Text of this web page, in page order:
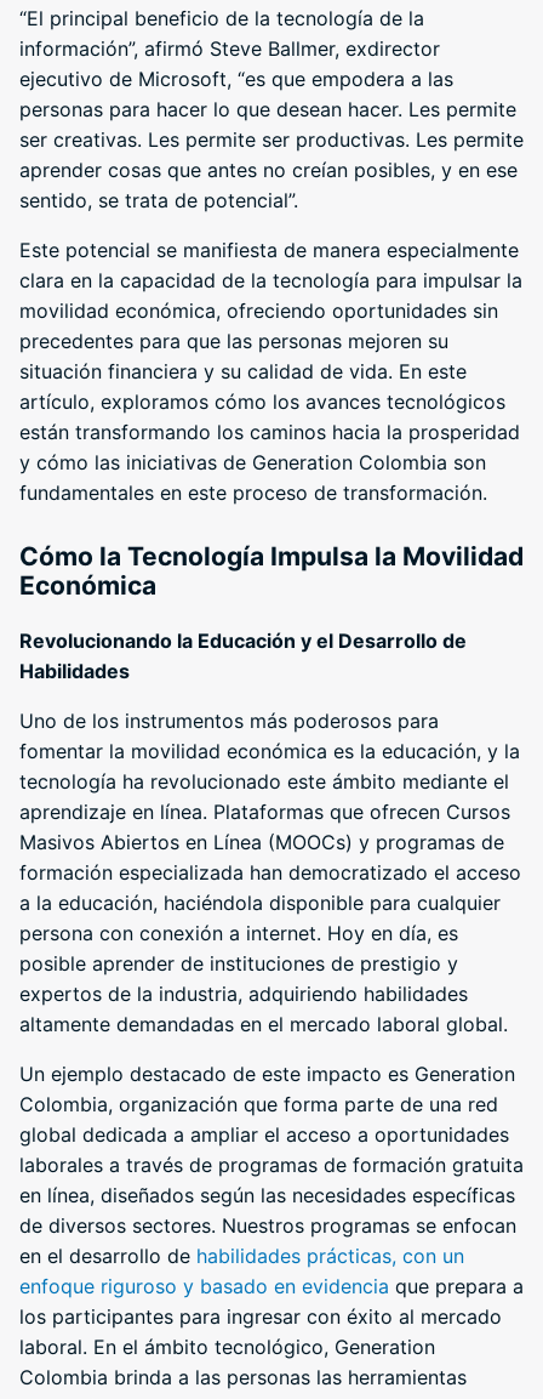
“El principal beneficio de la tecnología de la
información”, afirmó Steve Ballmer, exdirector
ejecutivo de Microsoft, “es que empodera a las
personas para hacer lo que desean hacer. Les permite
ser creativas. Les permite ser productivas. Les permite
aprender cosas que antes no creían posibles, y en ese
sentido, se trata de potencial”.
Este potencial se manifiesta de manera especialmente
clara en la capacidad de la tecnología para impulsar la
movilidad económica, ofreciendo oportunidades sin
precedentes para que las personas mejoren su
situación financiera y su calidad de vida. En este
artículo, exploramos cómo los avances tecnológicos
están transformando los caminos hacia la prosperidad
y cómo las iniciativas de Generation Colombia son
fundamentales en este proceso de transformación.
Cómo la Tecnología Impulsa la Movilidad
Económica
Revolucionando la Educación y el Desarrollo de
Habilidades
Uno de los instrumentos más poderosos para
fomentar la movilidad económica es la educación, y la
tecnología ha revolucionado este ámbito mediante el
aprendizaje en línea. Plataformas que ofrecen Cursos
Masivos Abiertos en Línea (MOOCs) y programas de
formación especializada han democratizado el acceso
a la educación, haciéndola disponible para cualquier
persona con conexión a internet. Hoy en día, es
posible aprender de instituciones de prestigio y
expertos de la industria, adquiriendo habilidades
altamente demandadas en el mercado laboral global.
Un ejemplo destacado de este impacto es Generation
Colombia, organización que forma parte de una red
global dedicada a ampliar el acceso a oportunidades
laborales a través de programas de formación gratuita
en línea, diseñados según las necesidades específicas
de diversos sectores. Nuestros programas se enfocan
en el desarrollo de habilidades prácticas, con un
enfoque riguroso y basado en evidencia que prepara a
los participantes para ingresar con éxito al mercado
laboral. En el ámbito tecnológico, Generation
Colombia brinda a las personas las herramientas